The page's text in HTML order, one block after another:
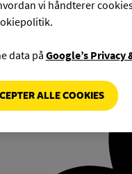
vi håndterer
data på Google’s Privacy
ALLE COOKIES